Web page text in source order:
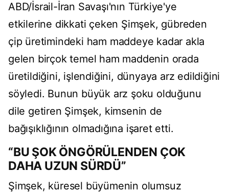
ABD/İsrail-İran Savaşı'nın Türkiye'ye
etkilerine dikkati çeken Şimşek, gübreden
çip üretimindeki ham maddeye kadar akla
gelen birçok temel ham maddenin orada
üretildiğini, işlendiğini, dünyaya arz edildiğini
söyledi. Bunun büyük arz şoku olduğunu
dile getiren Şimşek, kimsenin de
bağışıklığının olmadığına işaret etti.
“BU ŞOK ÖNGÖRÜLENDEN ÇOK
DAHA UZUN SÜRDÜ”
Şimşek, küresel büyümenin olumsuz